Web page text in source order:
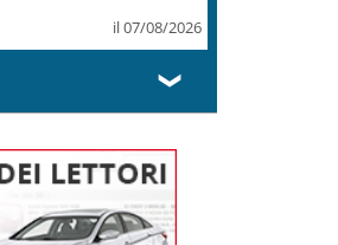
il 07/08/2026
❯